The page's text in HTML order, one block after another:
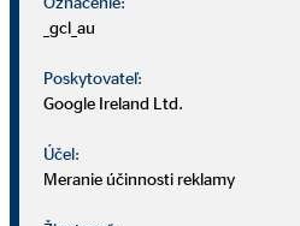
okresný riaditeľ pre OVB Allfinanz
960 01 Zvolen
_gcl_au
Poskytovateľ:
Google Ireland Ltd.
Účel:
Meranie účinnosti reklamy